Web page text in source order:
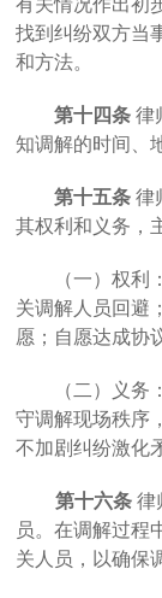
有关情况作出初
找到纠纷双方当
和方法。
第十四条 律
知调解的时间、
第十五条 律
其权利和义务，
（一）权
关调解人员回避
愿；自愿达成协
（二）义
守调解现场秩序
不加剧纠纷激化
第十六条 律
员。在调解过程
关人员，以确保